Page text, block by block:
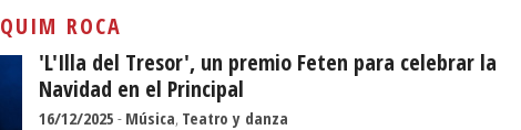
QUIM ROCA
'L'Illa del Tresor', un premio Feten para celebrar la
Navidad en el Principal
16/12/2025 - Música, Teatro y danza